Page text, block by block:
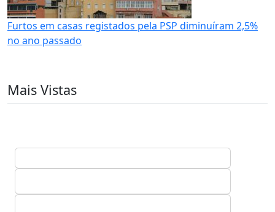
Furtos em casas registados pela PSP diminuíram 2,5%
no ano passado
Mais Vistas